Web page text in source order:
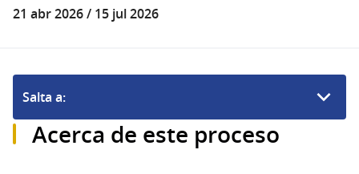
21 abr 2026 / 15 jul 2026
Acerca de este proceso
Salta a: